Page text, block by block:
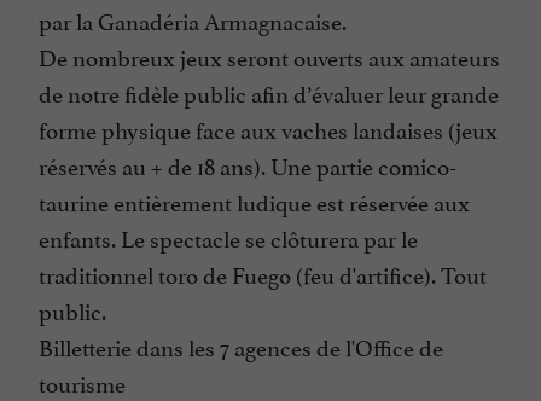
par la Ganadéria Armagnacaise.
De nombreux jeux seront ouverts aux amateurs
de notre fidèle public afin d’évaluer leur grande
forme physique face aux vaches landaises (jeux
réservés au + de 18 ans). Une partie comico-
taurine entièrement ludique est réservée aux
enfants. Le spectacle se clôturera par le
traditionnel toro de Fuego (feu d'artifice). Tout
public.
Billetterie dans les 7 agences de l'Office de
tourisme